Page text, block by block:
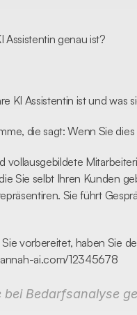
Assistentin genau ist?
KI Assistentin ist und was
die sagt: Wenn Sie
vollausgebildete
Sie selbt Ihren Kunden
Sie führt
vorbereitet, haben Sie
ai.com/12345678
bei Bedarfsanalyse